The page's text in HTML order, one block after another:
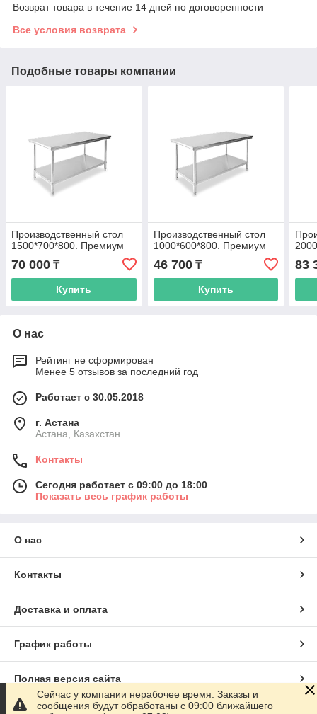
Возврат товара в течение 14 дней по договоренности
Все условия возврата
Подобные товары компании
Производственный стол
1500*700*800. Премиум
70 000 ₸
Купить
Производственный стол
1000*600*800. Премиум
46 700₸
Купить
83
О нас
Рейтинг не сформирован
Менее 5 отзывов за последний год
Работает с 30.05.2018
г. Астана
Астана, Казахстан
Контакты
Сегодня работает с 09:00 до 18:00
Показать весь график работы
О нас
Контакты
Доставка и оплата
График работы
Полная версия сайта
Сейчас у компании нерабочее время. Заказы и
сообщения будут обработаны с 09:00 ближайшего